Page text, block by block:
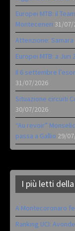
Europei MTB: il
Monteceneri 31/07/
Attenzione:
Europei MTB: a Juri
Il 6 settembre
31/07/2026
Situazione circuiti
30/07/2026
“Au revoir”
passa a Gallio 29/
I più letti
A Montecoronaro
Ranking UCI: